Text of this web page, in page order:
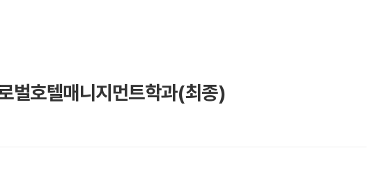
벌호텔매니지먼트학과(최종)